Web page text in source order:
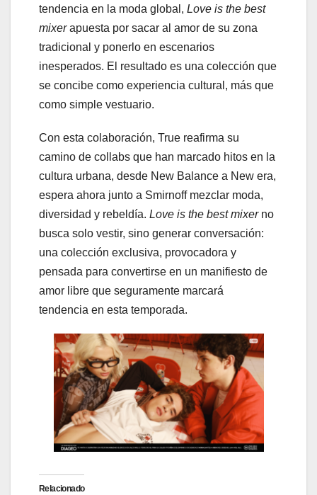
tendencia en la moda global, Love is the best
mixerapuesta por sacar al amor de su zona
tradicional y ponerlo en escenarios
inesperados. El resultado es una colección que
se concibe como experiencia cultural, más que
como simple vestuario.
Con esta colaboración, True reafirma su
camino de collabs que han marcado hitos en la
cultura urbana, desde New Balance a New era,
espera ahora junto a Smirnoff mezclar moda,
diversidad y rebeldía. Love is the best mixerno
busca solo vestir, sino generar conversación:
una colección exclusiva, provocadora y
pensada para convertirse en un manifiesto de
amor libre que seguramente marcará
tendencia en esta temporada.
Relacionado